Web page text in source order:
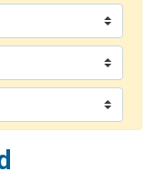
pour Sauvez la jambe de Yohan
en groupe sur Zoom
dans Torah-Box Music
29 personnes viennent de demander une bénédiction